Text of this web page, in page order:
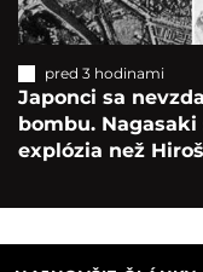
pred 3 hodinami
Japonci sa
bombu.
explózia než